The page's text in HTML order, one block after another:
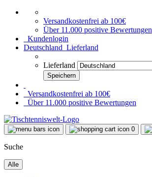
Versandkostenfrei ab 100€
Über 11.000 positive Bewertungen
Kundenlogin
Deutschland Lieferland
Lieferland
Versandkostenfrei ab 100€
Über 11.000 positive Bewertungen
0
Suche
Alle